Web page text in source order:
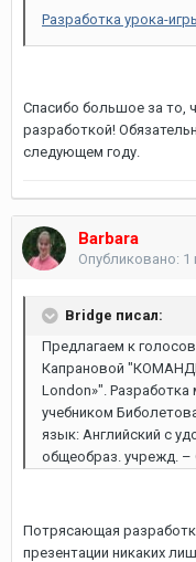
Разработка урока-
Спасибо большое за то,
разработкой!
следующем году.
Barbara
Опубликовано: 1
Bridge писал:
Предлагаем к
Капрановой
London»".
учебником
язык: Английский с
общеобраз. учрежд. –
Потрясающая
презентации никаких